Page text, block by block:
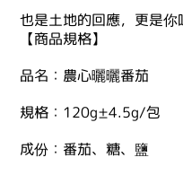
也是土地的回應，更是你
【商品規格】
品名：農心曬曬番茄
規格：120g±4.5g/包
成份：番茄、糖、鹽